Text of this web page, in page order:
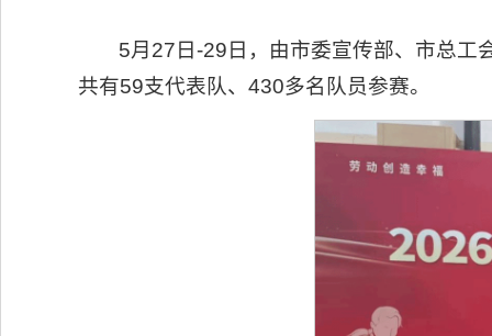
5月27日-29日，由市委宣传部、市总工
共有59支代表队、430多名队员参赛。